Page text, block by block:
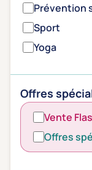
Prévention
Sport
Yoga
Offres
Vente
Offres